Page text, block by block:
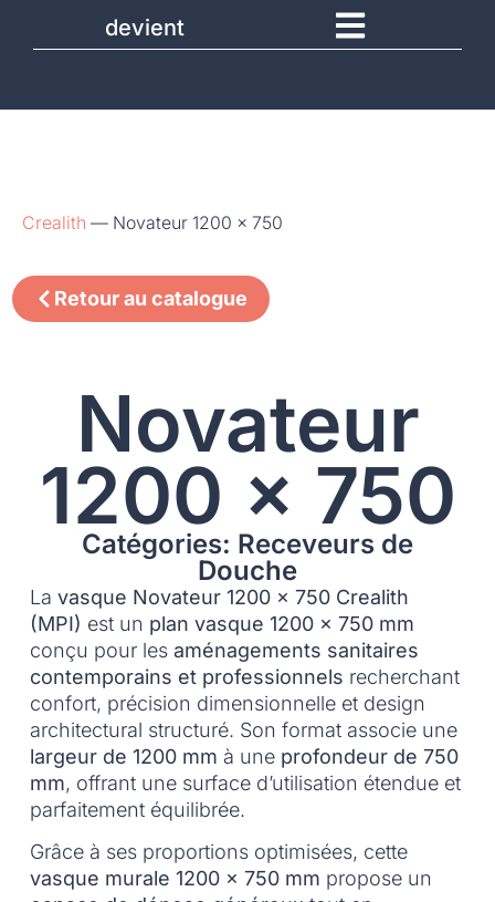
devient
Crealith — Novateur 1200 x 750
Retour au catalogue
Novateur
1200 x 750
Catégories: Receveurs de
Douche
La vasque Novateur 1200 x 750 Crealith
(MPI) est un plan vasque 1200 x 750 mm
conçu pour les aménagements sanitaires
contemporains et professionnels recherchant
confort, précision dimensionnelle et design
architectural structuré. Son format associe une
largeur de 1200 mm à une profondeur de 750
mm, offrant une surface d’utilisation étendue et
parfaitement équilibrée.
Grâce à ses proportions optimisées, cette
vasque murale 1200 x 750 mm propose un